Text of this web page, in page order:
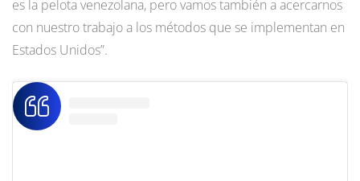
es la pelota venezolana, pero vamos también a acercarnos
con nuestro trabajo a los métodos que se implementan en
Estados Unidos”.